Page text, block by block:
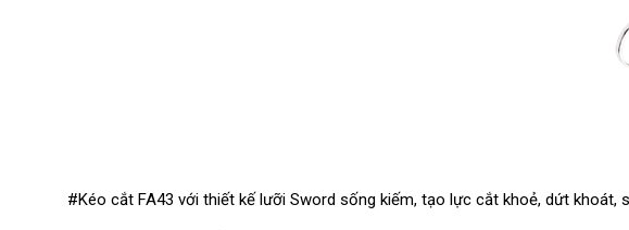
#Kéo cắt FA43 với thiết kế lưỡi Sword sống kiếm, tạo lực cắt khoẻ, dứt